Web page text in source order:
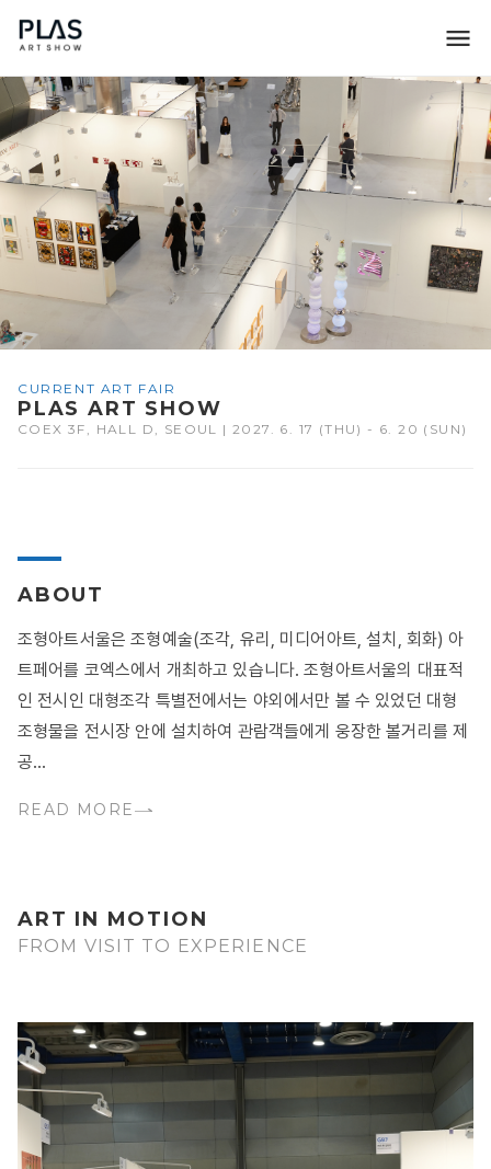
CURRENT ART FAIR
PLAS ART SHOW
COEX 3F, HALL D, SEOUL | 2027. 6. 17 (THU) - 6. 20 (SUN)
ABOUT
조형아트서울은 조형예술(조각, 유리, 미디어아트, 설치, 회화) 아
트페어를 코엑스에서 개최하고 있습니다. 조형아트서울의 대표적
인 전시인 대형조각 특별전에서는 야외에서만 볼 수 있었던 대형
조형물을 전시장 안에 설치하여 관람객들에게 웅장한 볼거리를 제
공...
READ MORE
ART IN MOTION
FROM VISIT TO EXPERIENCE